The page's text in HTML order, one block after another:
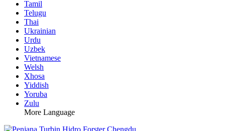
Tamil
Telugu
Thai
Ukrainian
Urdu
Uzbek
Vietnamese
Welsh
Xhosa
Yiddish
Yoruba
Zulu
More Language